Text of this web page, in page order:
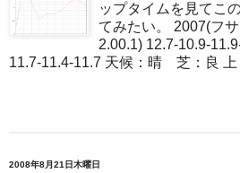
ップタイムを見てこ
てみたい。 2007(フ
2.00.1) 12.7-10.9-
11.7-11.4-11.7 天候：晴 芝：良 上
2008年8月21日木曜日